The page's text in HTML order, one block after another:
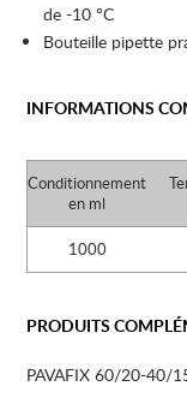
de -10 °C
Bouteille pipette
INFORMATIONS
Conditionnement
en ml
1000
PRODUITS
PAVAFIX 60/20-40/